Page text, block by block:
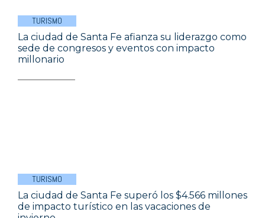
TURISMO
La ciudad de Santa Fe afianza su liderazgo como
sede de congresos y eventos con impacto
millonario
TURISMO
La ciudad de Santa Fe superó los $4.566 millones
de impacto turístico en las vacaciones de